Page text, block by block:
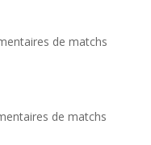
de matchs
de matchs